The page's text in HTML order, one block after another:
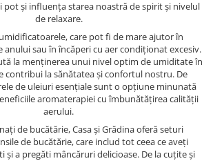
pot și influența starea noastră de spirit și nivelul
de relaxare.
care pot fi de mare ajutor în
anului sau în încăperi cu aer condiționat excesiv.
la menținerea unui nivel optim de umiditate în
contribui la sănătatea și confortul nostru. De
de uleiuri esențiale sunt o opțiune minunată
aromaterapiei cu îmbunătățirea calității
aerului.
de bucătărie, Casa și Grădina oferă seturi
de bucătărie, care includ tot ceea ce aveți
și a pregăti mâncăruri delicioase. De la cuțite și